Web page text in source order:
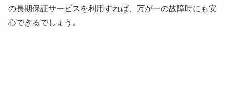
の長期保証サービスを利用すれば、万が一の故障時にも安
心できるでしょう。